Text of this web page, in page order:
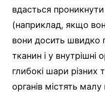
вдасться
(наприклад, якщо
вони досить швидко
тканин і у внутрішні
глибокі шари різних
органів містять малу